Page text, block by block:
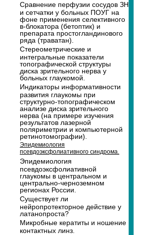
Сравнение перфузии сосудов ЗН
и сетчатки у больных ПОУГ на
фоне применения селективного
в-блокатора (бетоптик) и
препарата простогландинового
ряда (траватан).
Стереометрические и
интегральные показатели
топографической структуры
диска зрительного нерва у
больных глаукомой.
Индикаторы информативности
развития глаукомы при
структурно-топографическом
анализе диска зрительного
нерва (на примере изучения
результатов лазерной
поляриметрии и компьютерной
ретинотомографии).
Эпидемиология
псевдоэксфолиативного синдрома.
Эпидемиология
псевдоэксфолиативной
глаукомы в центральном и
центрально-черноземном
регионах России.
Существует ли
нейропротекторное действие у
латанопроста?
Микробные кератиты и ношение
контактных линз.